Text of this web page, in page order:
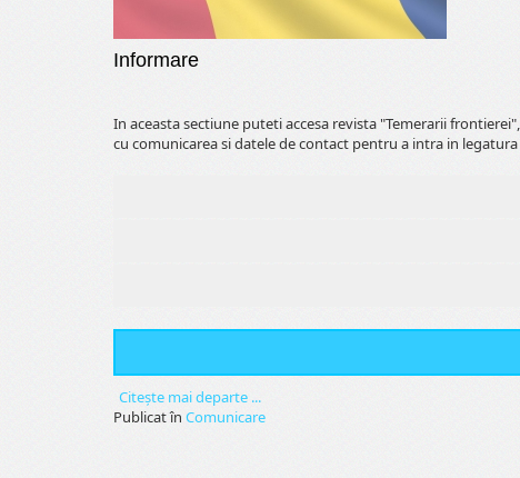
Informare
In aceasta sectiune puteti accesa revista "Temerarii
cu comunicarea si datele de contact pentru a intra in
Citeşte mai departe ...
Publicat în Comunicare